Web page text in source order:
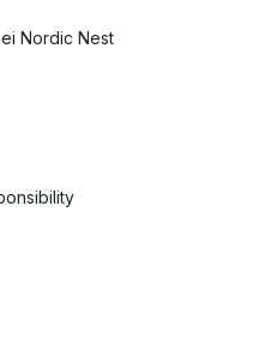
Nordic Nest